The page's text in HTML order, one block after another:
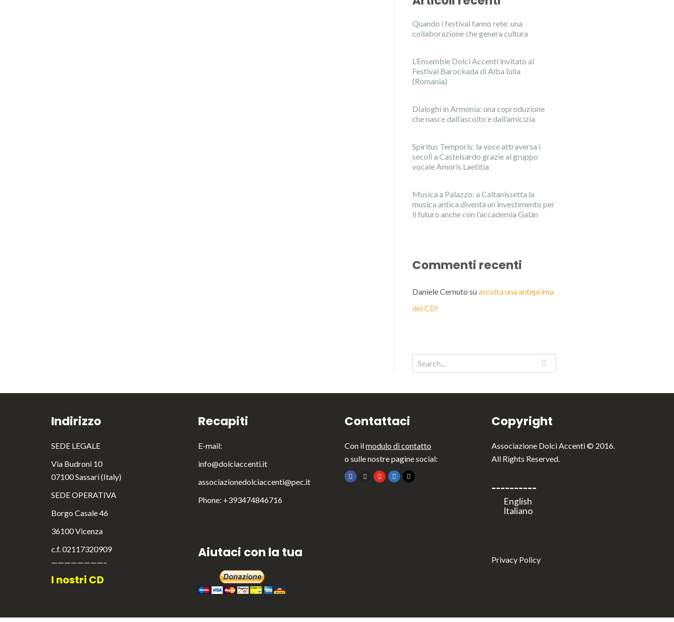
Quando i festival fanno rete: una
collaborazione che genera cultura
L’Ensemble Dolci Accenti invitato al
Festival Barockada di Alba Iulia
(Romania)
Dialoghi in Armonia: una coproduzione
che nasce dall’ascolto e dall’amicizia
Spiritus Temporis: la voce attraversa i
secoli a Castelsardo grazie al gruppo
vocale Amoris Laetitia
Musica a Palazzo: a Caltanissetta la
musica antica diventa un investimento per
il futuro anche con l’accademia Galán
Commenti recenti
Daniele Cernuto suascolta una anteprima
del CD!
Indirizzo
SEDE LEGALE
Via Budroni 10
07100 Sassari (Italy)
SEDE OPERATIVA
Borgo Casale 46
36100 Vicenza
c.f. 02117320909
————————–
I nostri CD
Recapiti
E-mail:
info@dolciaccenti.it
associazionedolciaccenti@pec.it
Phone: +393474846716
Aiutaci con la tua
Contattaci
Con ilmodulo di contatto
o sulle nostre pagine social:
Copyright
Associazione Dolci Accenti © 2016.
All Rights Reserved.
----------
Italiano
Privacy Policy